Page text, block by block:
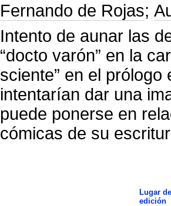
Fernando de Rojas;
Intento de aunar las
“docto varón” en la
sciente” en el
intentarían dar una
puede ponerse en
cómicas de su
Lugar de
edición